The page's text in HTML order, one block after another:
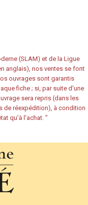
(SLAM) et de la Ligue
anglais), nos ventes se font
ouvrages sont garantis
fiche ; si, par suite d'une
sera repris (dans les
de réexpédition), à condition
qu'à l'achat. "